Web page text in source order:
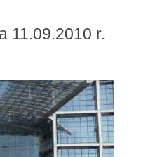
11.09.2010 r.